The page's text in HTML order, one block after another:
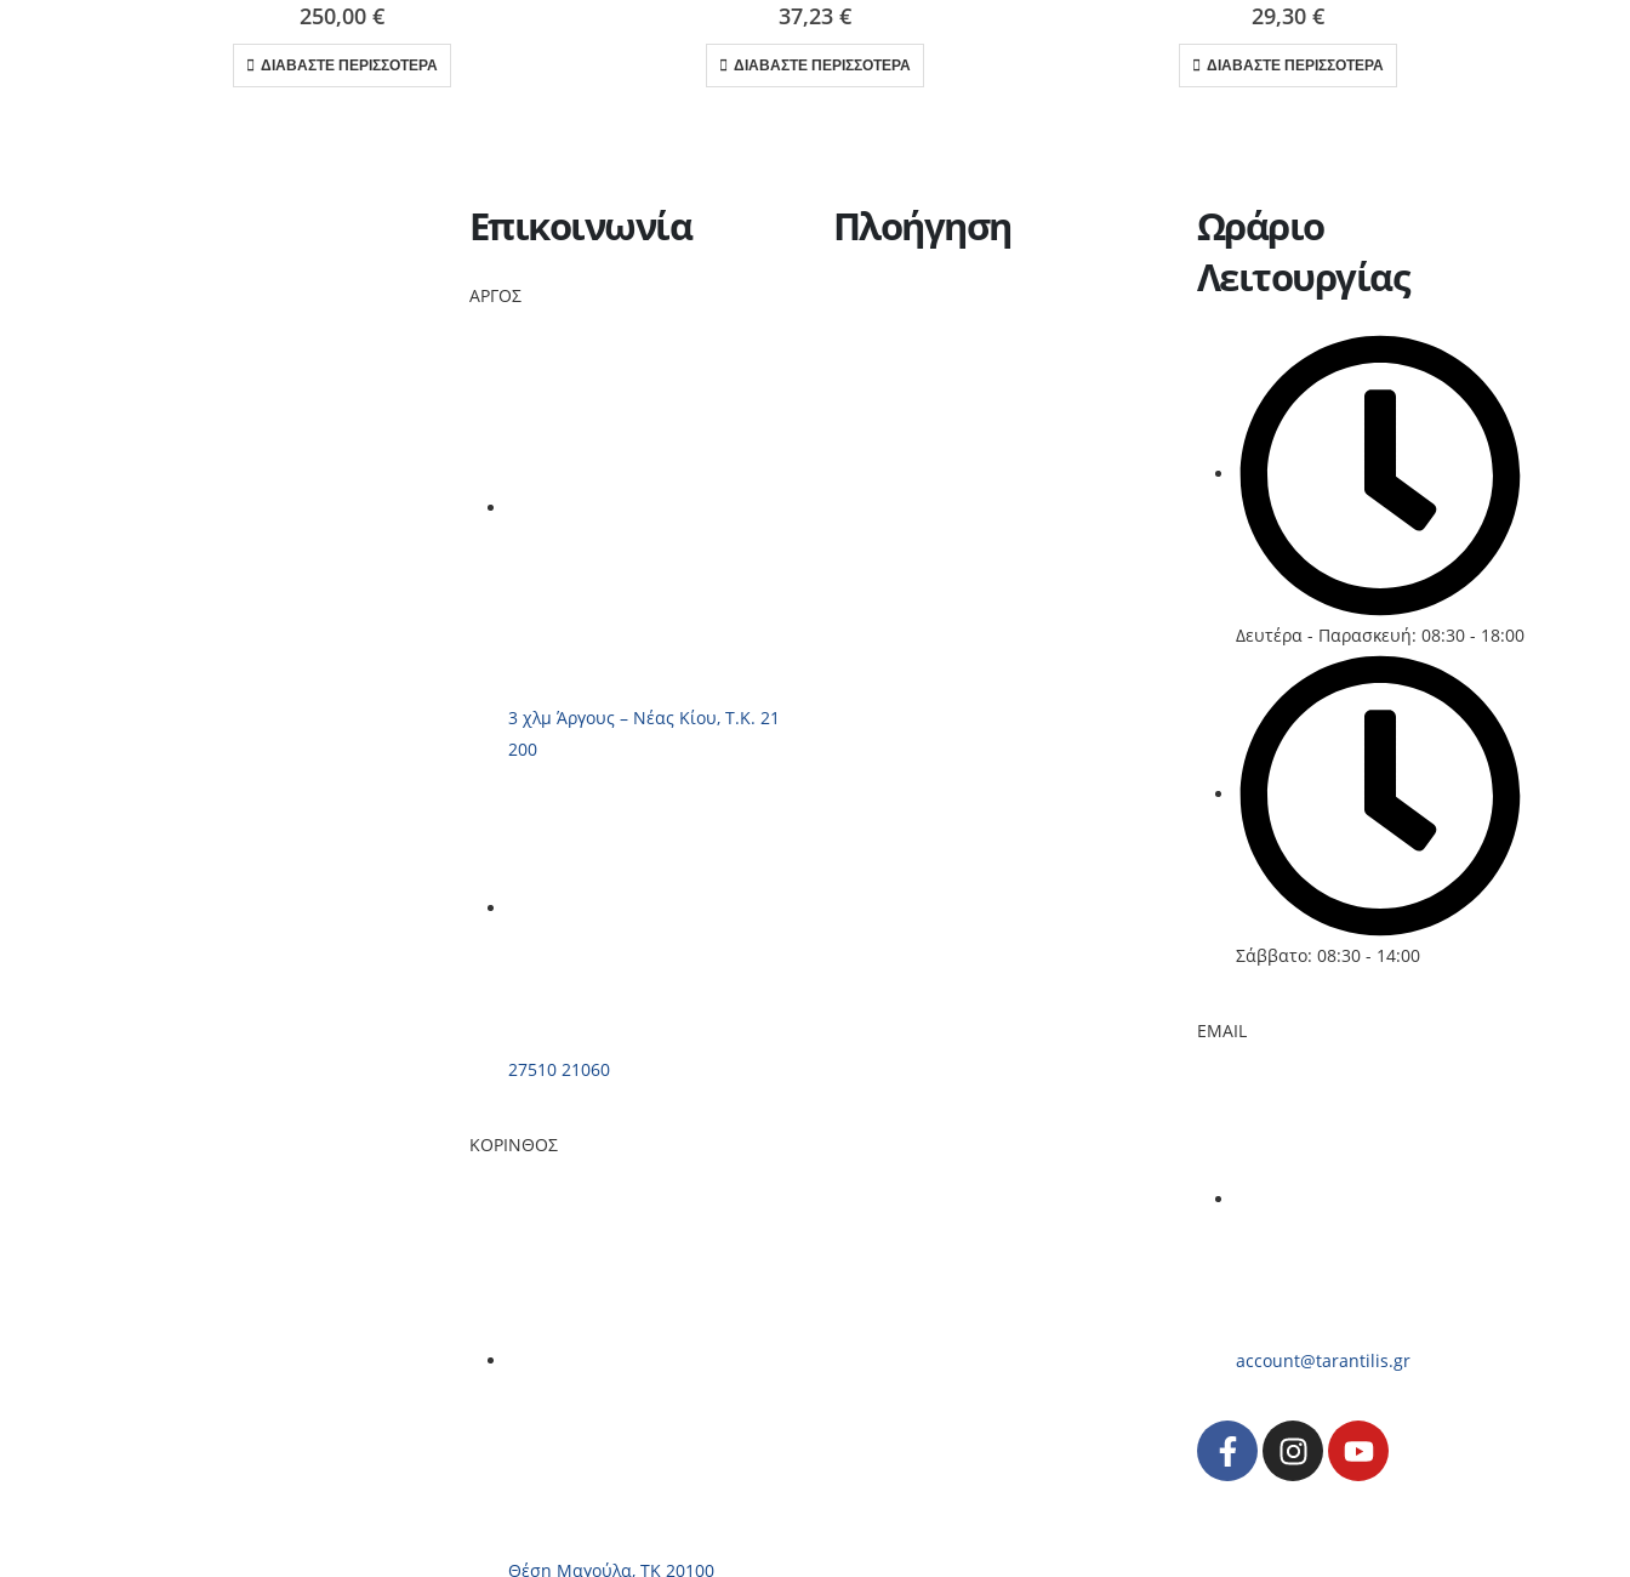
250,00 €
ΔΙΑΒΑΣΤΕ ΠΕΡΙΣΣΟΤΕΡΑ
37,23 €
ΔΙΑΒΑΣΤΕ ΠΕΡΙΣΣΟΤΕΡΑ
29,30 €
ΔΙΑΒΑΣΤΕ ΠΕΡΙΣΣΟΤΕΡΑ
Επικοινωνία
ΑΡΓΟΣ
3 χλμ Άργους – Νέας Κίου, Τ.Κ. 21
200
27510 21060
ΚΟΡΙΝΘΟΣ
Θέση Μαγούλα, ΤΚ 20100
Πλοήγηση
Ωράριο
Λειτουργίας
Δευτέρα - Παρασκευή: 08:30 - 18:00
Σάββατο: 08:30 - 14:00
EMAIL
account@tarantilis.gr